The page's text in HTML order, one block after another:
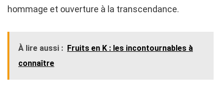
hommage et ouverture à la transcendance.
À lire aussi : Fruits en K : les incontournables à
connaître